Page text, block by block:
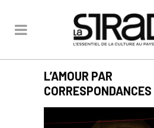
L’AMOUR PAR
CORRESPONDANCES